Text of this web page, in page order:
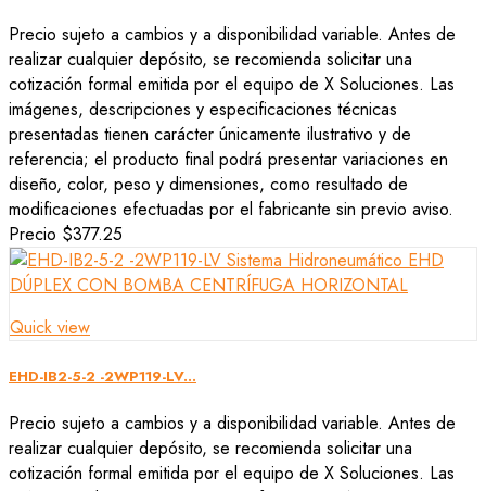
Precio sujeto a cambios y a disponibilidad variable. Antes de
realizar cualquier depósito, se recomienda solicitar una
cotización formal emitida por el equipo de X Soluciones. Las
imágenes, descripciones y especificaciones técnicas
presentadas tienen carácter únicamente ilustrativo y de
referencia; el producto final podrá presentar variaciones en
diseño, color, peso y dimensiones, como resultado de
modificaciones efectuadas por el fabricante sin previo aviso.
Precio $377.25
Quick view
EHD-IB2-5-2 -2WP119-LV...
Precio sujeto a cambios y a disponibilidad variable. Antes de
realizar cualquier depósito, se recomienda solicitar una
cotización formal emitida por el equipo de X Soluciones. Las